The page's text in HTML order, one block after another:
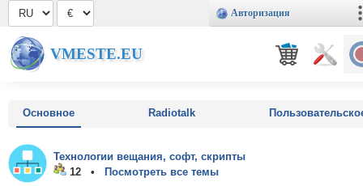
Авторизация
VMESTE.EU
Основное Radiotalk
Технологии вещания, софт, скрипты
12 •
Посмотреть все темы